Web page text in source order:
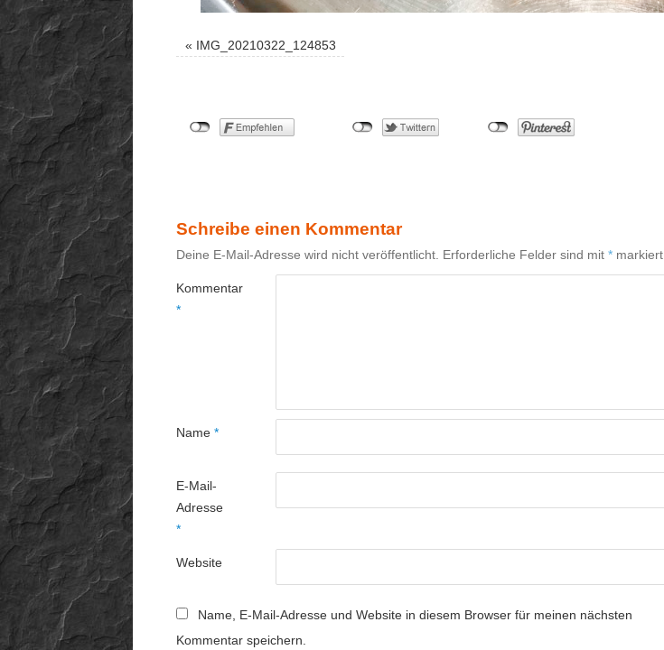
« IMG_20210322_124853
Schreibe einen Kommentar
Deine E-Mail-Adresse wird nicht veröffentlicht. Erforderliche Felder sind mit * markiert
Kommentar
*
Name *
E-Mail-
Adresse
*
Website
Name, E-Mail-Adresse und Website in diesem Browser für meinen nächsten
Kommentar speichern.